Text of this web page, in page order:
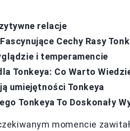
relacje
Cechy Rasy
i temperamencie
Tonkeya: Co Warto
umiejętności Tonkeya
Tonkeya To Doskonały
momencie